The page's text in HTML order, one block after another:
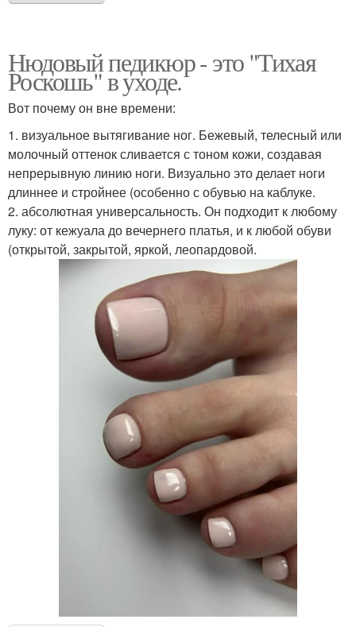
Нюдовый педикюр - это "Тихая
Роскошь" в уходе.
Вот почему он вне времени:
1. визуальное вытягивание ног. Бежевый, телесный или
молочный оттенок сливается с тоном кожи, создавая
непрерывную линию ноги. Визуально это делает ноги
длиннее и стройнее (особенно с обувью на каблуке.
2. абсолютная универсальность. Он подходит к любому
луку: от кежуала до вечернего платья, и к любой обуви
(открытой, закрытой, яркой, леопардовой.